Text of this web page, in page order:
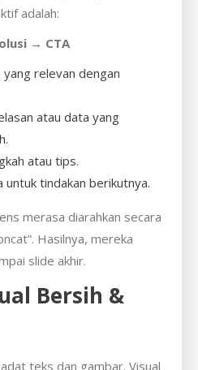
adalah:
→ CTA
yang relevan dengan
atau data yang
atau tips.
untuk tindakan berikutnya.
merasa diarahkan secara
Hasilnya, mereka
slide akhir.
Bersih &
teks dan gambar. Visual